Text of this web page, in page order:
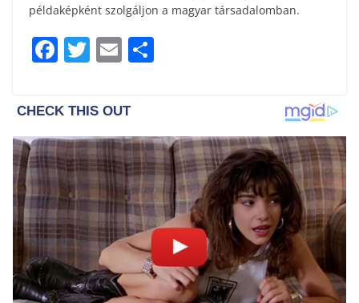
példaképként szolgáljon a magyar társadalomban.
F
c
e
b
o
o
k
T
itt
er
E
ai
l